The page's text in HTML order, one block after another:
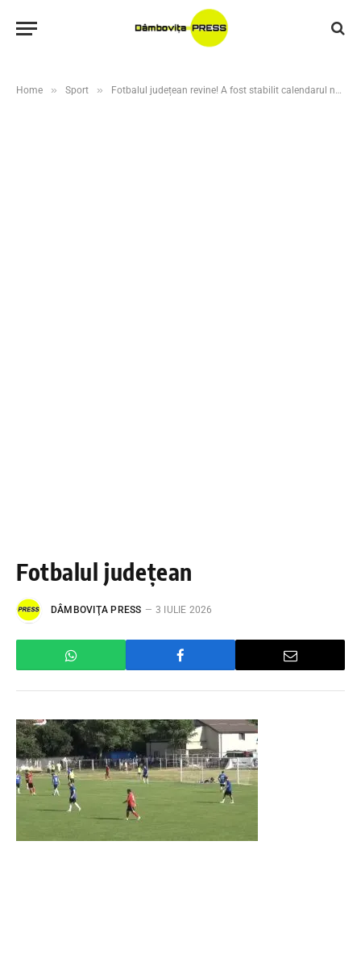
Home » Sport » Fotbalul județean revine! A fost stabilit calendarul noului sezon competițional din Dâmbovița
Fotbalul județean
DÂMBOVIŢA PRESS 3 IULIE 2026